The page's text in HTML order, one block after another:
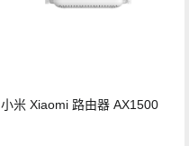
小米 Xiaomi 路由器 AX1500